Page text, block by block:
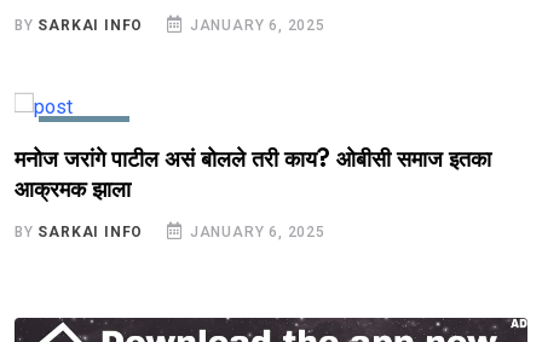
BY SARKAI INFO JANUARY 6, 2025
मनोज जरांगे पाटील असं बोलले तरी काय? ओबीसी समाज इतका
आक्रमक झाला
BY SARKAI INFO JANUARY 6, 2025